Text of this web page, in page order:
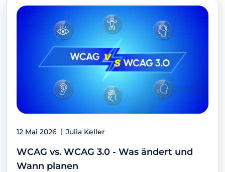
12 Mai 2026 Julia Keller
WCAG vs. WCAG 3.0 - Was ändert und
Wann planen